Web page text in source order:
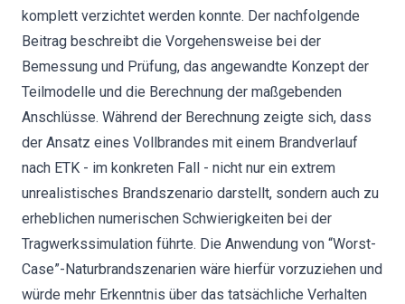
komplett verzichtet werden konnte. Der nachfolgende
Beitrag beschreibt die Vorgehensweise bei der
Bemessung und Prüfung, das angewandte Konzept der
Teilmodelle und die Berechnung der maßgebenden
Anschlüsse. Während der Berechnung zeigte sich, dass
der Ansatz eines Vollbrandes mit einem Brandverlauf
nach ETK - im konkreten Fall - nicht nur ein extrem
unrealistisches Brandszenario darstellt, sondern auch zu
erheblichen numerischen Schwierigkeiten bei der
Tragwerkssimulation führte. Die Anwendung von “Worst-
Case”-Naturbrandszenarien wäre hierfür vorzuziehen und
würde mehr Erkenntnis über das tatsächliche Verhalten